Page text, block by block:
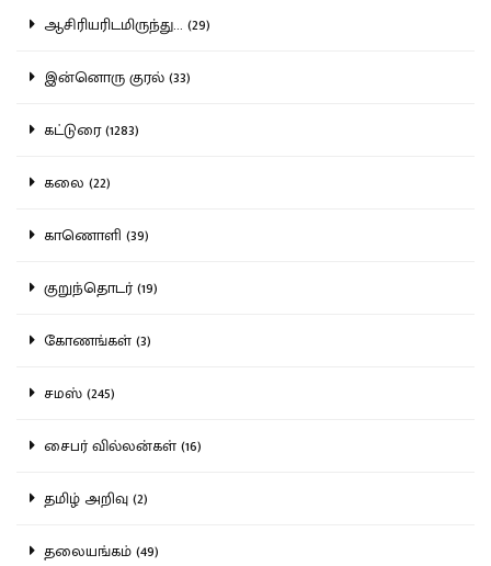
ஆசிரியரிடமிருந்து... (29)
இன்னொரு குரல் (33)
கட்டுரை (1283)
கலை (22)
காணொளி (39)
குறுந்தொடர் (19)
கோணங்கள் (3)
சமஸ் (245)
சைபர் வில்லன்கள் (16)
தமிழ் அறிவு (2)
தலையங்கம் (49)